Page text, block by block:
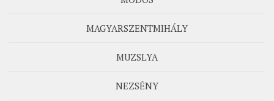
MAGYARSZENTMIHÁLY
MUZSLYA
NEZSÉNY